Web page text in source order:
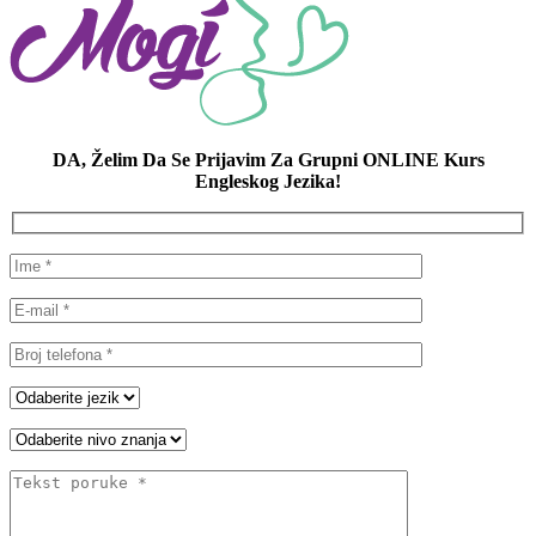
DA, Želim Da Se Prijavim Za Grupni ONLINE Kurs
Engleskog Jezika!